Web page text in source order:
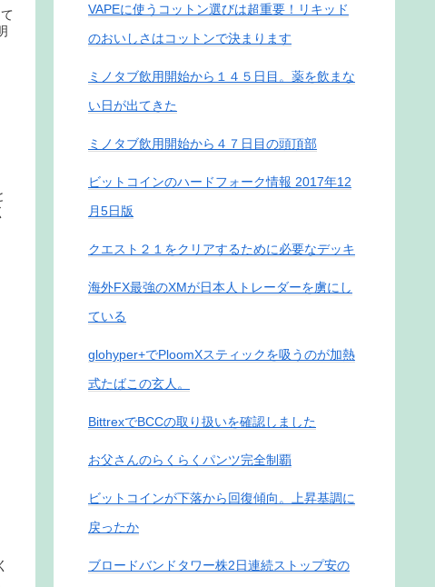
VAPEに使うコットン選びは超重要！リキッド
のおいしさはコットンで決まります
ミノタブ飲用開始から１４５日目。薬を飲まな
い日が出てきた
ミノタブ飲用開始から４７日目の頭頂部
ビットコインのハードフォーク情報 2017年12
月5日版
クエスト２１をクリアするために必要なデッキ
海外FX最強のXMが日本人トレーダーを虜にし
ている
glohyper+でPloomXスティックを吸うのが加熱
式たばこの玄人。
BittrexでBCCの取り扱いを確認しました
お父さんのらくらくパンツ完全制覇
ビットコインが下落から回復傾向。上昇基調に
戻ったか
ブロードバンドタワー株2日連続ストップ安の